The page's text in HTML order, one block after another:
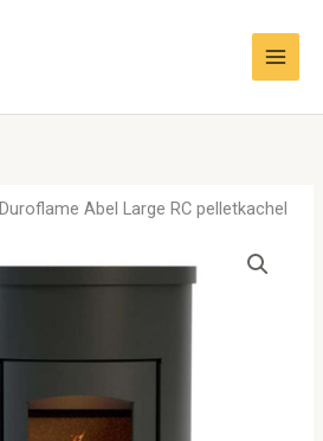
Duroflame Abel Large RC pelletkachel